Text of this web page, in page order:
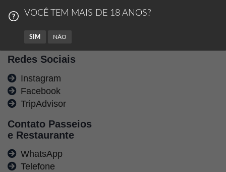
Restaurante
Políticas de Privacidade
Redes Sociais
Instagram
Facebook
TripAdvisor
Contato Passeios
e Restaurante
WhatsApp
Telefone
VOCÊ TEM MAIS DE 18 ANOS?
SIM NÃO